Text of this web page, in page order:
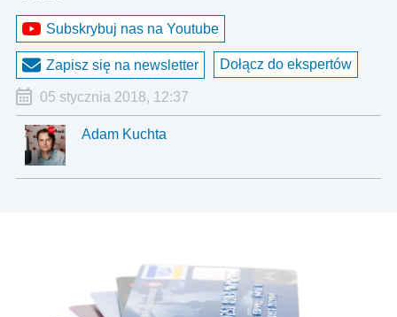
Subskrybuj nas na Youtube
Zapisz się na newsletter Dołącz do ekspertów
05 stycznia 2018, 12:37
Adam Kuchta